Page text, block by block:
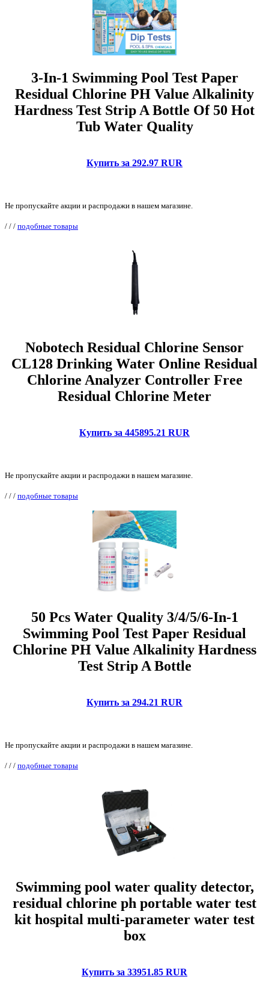
3-In-1 Swimming Pool Test Paper
Residual Chlorine PH Value Alkalinity
Hardness Test Strip A Bottle Of 50 Hot
Tub Water Quality
Купить за 292.97 RUR
Не пропускайте акции и распродажи в нашем магазине.
/ / / подобные товары
Nobotech Residual Chlorine Sensor
CL128 Drinking Water Online Residual
Chlorine Analyzer Controller Free
Residual Chlorine Meter
Купить за 445895.21 RUR
Не пропускайте акции и распродажи в нашем магазине.
/ / / подобные товары
50 Pcs Water Quality 3/4/5/6-In-1
Swimming Pool Test Paper Residual
Chlorine PH Value Alkalinity Hardness
Test Strip A Bottle
Купить за 294.21 RUR
Не пропускайте акции и распродажи в нашем магазине.
/ / / подобные товары
Swimming pool water quality detector,
residual chlorine ph portable water test
kit hospital multi-parameter water test
box
Купить за 33951.85 RUR